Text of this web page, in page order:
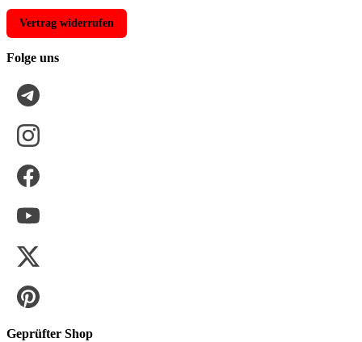
Vertrag widerrufen
Folge uns
Geprüfter Shop